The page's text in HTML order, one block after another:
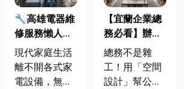
🔧高雄電器維
修服務懶人包
｜冷氣、冰
箱、洗衣機專
業維修
現代家庭生活
離不開各式家
電設備，無論
【宜蘭企業總
務必看】辦公
室如何打造高
效能職場？從
辦公桌椅、系
總務不是雜
工！用「空間
設計」幫公司